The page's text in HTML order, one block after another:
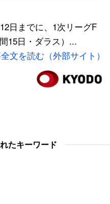
日までに、1次リーグF
15日・ダラス）...
文を読む（外部サイト）
たキーワード